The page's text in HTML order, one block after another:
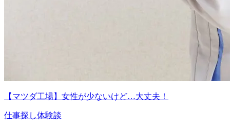
【マツダ工場】女性が少ないけど…大丈夫！
仕事探し体験談